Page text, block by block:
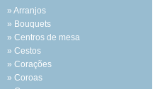
Arranjos
Bouquets
Centros de mesa
Cestos
Corações
Coroas